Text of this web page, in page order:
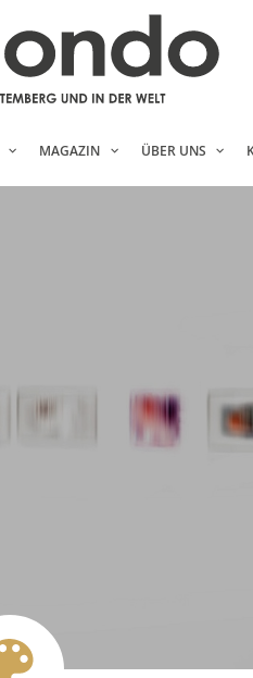
MAGAZIN ÜBER UNS